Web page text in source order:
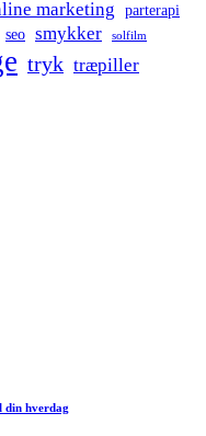
marketing parterapi
seo smykker solfilm
tryk træpiller
din hverdag